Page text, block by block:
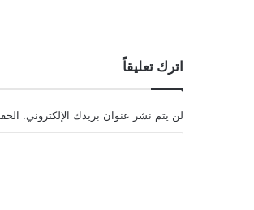
اترك تعليقاً
لن يتم نشر عنوان بريدك الإلكتروني.